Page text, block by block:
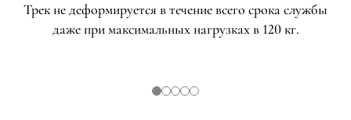
Трек не деформируется в течение всего срока службы
даже при максимальных нагрузках в 120 кг.